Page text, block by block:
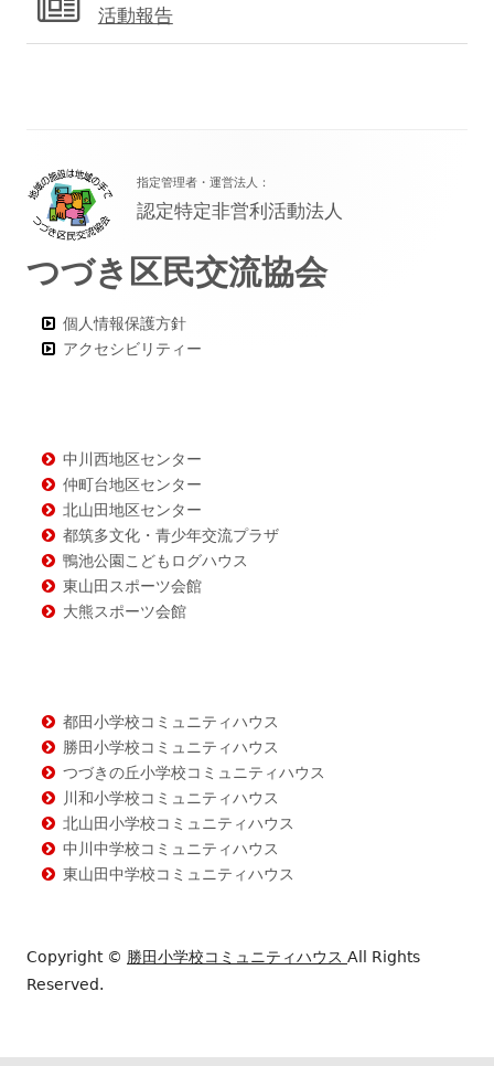
活動報告
ッ
タ
ー・
ン
ツ
指定管理者・運営法人：
認定特定非営利活動法人
つづき区民交流協会
個人情報保護方針
アクセシビリティー
中川西地区センター
仲町台地区センター
北山田地区センター
都筑多文化・青少年交流プラザ
鴨池公園こどもログハウス
東山田スポーツ会館
大熊スポーツ会館
都田小学校コミュニティハウス
勝田小学校コミュニティハウス
つづきの丘小学校コミュニティハウス
川和小学校コミュニティハウス
北山田小学校コミュニティハウス
中川中学校コミュニティハウス
東山田中学校コミュニティハウス
Copyright © 勝田小学校コミュニティハウス All Rights
Reserved.